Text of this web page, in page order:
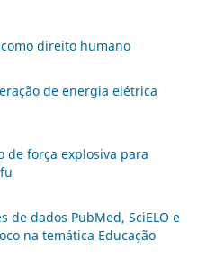
direito humano
de energia elétrica
de força explosiva para
de dados PubMed, SciELO e
na temática Educação